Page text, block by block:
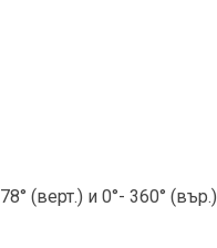
(верт.) и 0°- 360° (вър.)